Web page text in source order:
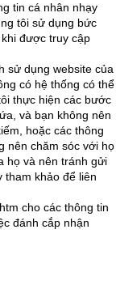
tin cá nhân nhạy
tôi sử dụng bức
được truy cập
sử dụng website của
có hệ thống có thể
thực hiện các bước
và bạn không nên
hoặc các thông
nên chăm sóc với họ
họ và nên tránh gửi
tham khảo để liên
cho các thông tin
đánh cắp nhận